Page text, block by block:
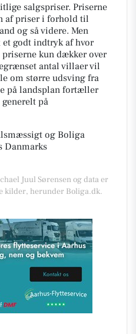
salgspriser. Priserne
af priser i forhold til
og så videre. Men
godt indtryk af hvor
priserne kun dækker over
antal villaer vil
om større udsving fra
på landsplan fortæller
på
og Boliga
Danmarks
Juul Sørensen og data er
kilder, herunder Boliga.dk.